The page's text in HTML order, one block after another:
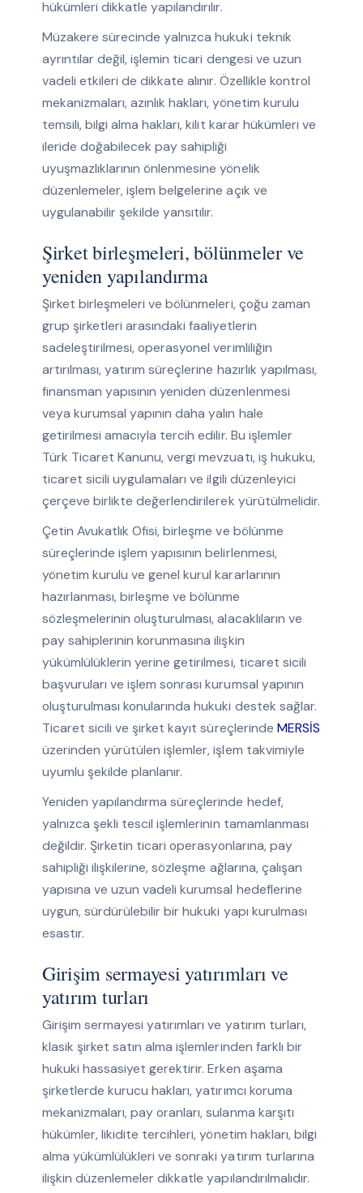
hükümleri dikkatle yapılandırılır.
Müzakere sürecinde yalnızca hukuki teknik
ayrıntılar değil, işlemin ticari dengesi ve uzun
vadeli etkileri de dikkate alınır. Özellikle kontrol
mekanizmaları, azınlık hakları, yönetim kurulu
temsili, bilgi alma hakları, kilit karar hükümleri ve
ileride doğabilecek pay sahipliği
uyuşmazlıklarının önlenmesine yönelik
düzenlemeler, işlem belgelerine açık ve
uygulanabilir şekilde yansıtılır.
Şirket birleşmeleri, bölünmeler ve
yeniden yapılandırma
Şirket birleşmeleri ve bölünmeleri, çoğu zaman
grup şirketleri arasındaki faaliyetlerin
sadeleştirilmesi, operasyonel verimliliğin
artırılması, yatırım süreçlerine hazırlık yapılması,
finansman yapısının yeniden düzenlenmesi
veya kurumsal yapının daha yalın hale
getirilmesi amacıyla tercih edilir. Bu işlemler
Türk Ticaret Kanunu, vergi mevzuatı, iş hukuku,
ticaret sicili uygulamaları ve ilgili düzenleyici
çerçeve birlikte değerlendirilerek yürütülmelidir.
Çetin Avukatlık Ofisi, birleşme ve bölünme
süreçlerinde işlem yapısının belirlenmesi,
yönetim kurulu ve genel kurul kararlarının
hazırlanması, birleşme ve bölünme
sözleşmelerinin oluşturulması, alacaklıların ve
pay sahiplerinin korunmasına ilişkin
yükümlülüklerin yerine getirilmesi, ticaret sicili
başvuruları ve işlem sonrası kurumsal yapının
oluşturulması konularında hukuki destek sağlar.
Ticaret sicili ve şirket kayıt süreçlerinde MERSİS
üzerinden yürütülen işlemler, işlem takvimiyle
uyumlu şekilde planlanır.
Yeniden yapılandırma süreçlerinde hedef,
yalnızca şekli tescil işlemlerinin tamamlanması
değildir. Şirketin ticari operasyonlarına, pay
sahipliği ilişkilerine, sözleşme ağlarına, çalışan
yapısına ve uzun vadeli kurumsal hedeflerine
uygun, sürdürülebilir bir hukuki yapı kurulması
esastır.
Girişim sermayesi yatırımları ve
yatırım turları
Girişim sermayesi yatırımları ve yatırım turları,
klasik şirket satın alma işlemlerinden farklı bir
hukuki hassasiyet gerektirir. Erken aşama
şirketlerde kurucu hakları, yatırımcı koruma
mekanizmaları, pay oranları, sulanma karşıtı
hükümler, likidite tercihleri, yönetim hakları, bilgi
alma yükümlülükleri ve sonraki yatırım turlarına
ilişkin düzenlemeler dikkatle yapılandırılmalıdır.